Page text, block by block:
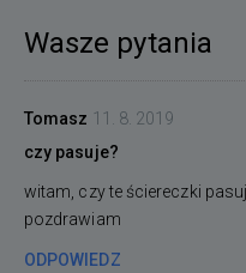
Wasze pytania
Tomasz 11. 8. 2019
czy pasuje?
witam, czy te ściereczki
pozdrawiam
ODPOWIEDZ